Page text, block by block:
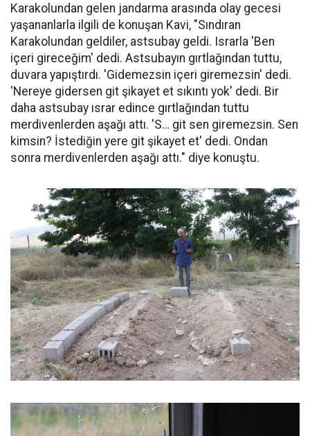
Karakolundan gelen jandarma arasında olay gecesi
yaşananlarla ilgili de konuşan Kavi, "Sındıran
Karakolundan geldiler, astsubay geldi. Israrla 'Ben
içeri gireceğim' dedi. Astsubayın gırtlağından tuttu,
duvara yapıştırdı. 'Gidemezsin içeri giremezsin' dedi.
'Nereye gidersen git şikayet et sıkıntı yok' dedi. Bir
daha astsubay ısrar edince gırtlağından tuttu
merdivenlerden aşağı attı. 'S… git sen giremezsin. Sen
kimsin? İstediğin yere git şikayet et' dedi. Ondan
sonra merdivenlerden aşağı attı." diye konuştu.